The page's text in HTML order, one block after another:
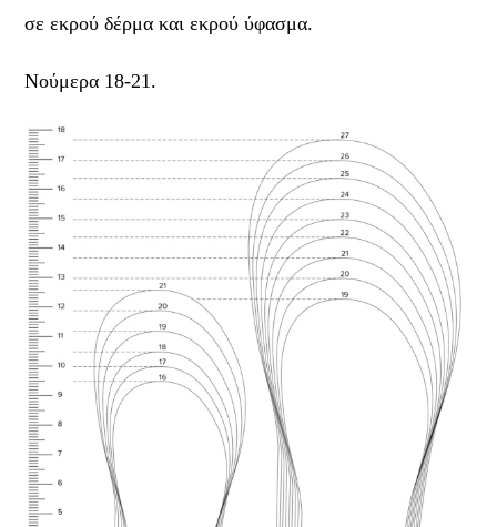
σε εκρού δέρμα και εκρού ύφασμα.
Νούμερα 18-21.